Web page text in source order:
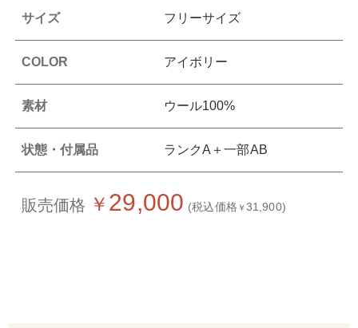
サイズ フリーサイズ
COLOR アイボリー
素材 ウール100%
状態・付属品 ランクA＋一部AB
販売価格 ￥ 29,000 (税込価格 ￥31,900)